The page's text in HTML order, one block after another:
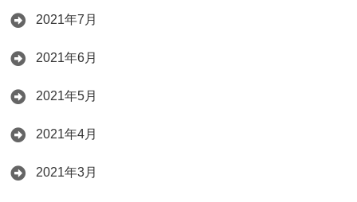
2021年7月
2021年6月
2021年5月
2021年4月
2021年3月